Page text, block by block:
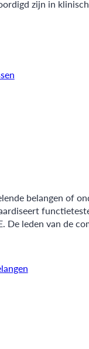
zijn in
belangen of
De leden van de